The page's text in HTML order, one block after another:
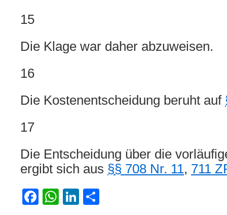
15
Die Klage war daher abzuweisen.
16
Die Kostenentscheidung beruht auf
17
Die Entscheidung über die
ergibt sich aus §§ 708 Nr. 11, 711
Facebook
WhatsApp
LinkedIn